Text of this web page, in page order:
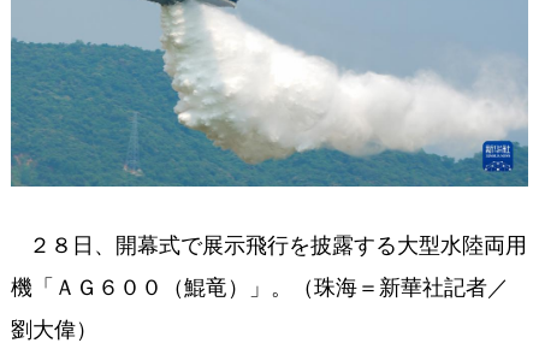
２８日、開幕式で展示飛行を披露する大型水陸両用
機「ＡＧ６００（鯤竜）」。（珠海＝新華社記者／
劉大偉）